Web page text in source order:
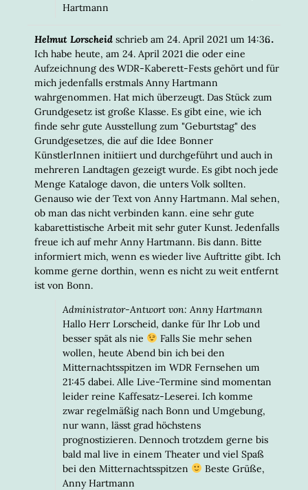
Hartmann
Helmut Lorscheid schrieb am 24. April 2021 um 14:36
Ich habe heute, am 24. April 2021 die oder eine
Aufzeichnung des WDR-Kaberett-Fests gehört und für
mich jedenfalls erstmals Anny Hartmann
wahrgenommen. Hat mich überzeugt. Das Stück zum
Grundgesetz ist große Klasse. Es gibt eine, wie ich
finde sehr gute Ausstellung zum "Geburtstag" des
Grundgesetzes, die auf die Idee Bonner
KünstlerInnen initiiert und durchgeführt und auch in
mehreren Landtagen gezeigt wurde. Es gibt noch jede
Menge Kataloge davon, die unters Volk sollten.
Genauso wie der Text von Anny Hartmann. Mal sehen,
ob man das nicht verbinden kann. eine sehr gute
kabarettistische Arbeit mit sehr guter Kunst. Jedenfalls
freue ich auf mehr Anny Hartmann. Bis dann. Bitte
informiert mich, wenn es wieder live Auftritte gibt. Ich
komme gerne dorthin, wenn es nicht zu weit entfernt
ist von Bonn.
Administrator-Antwort von: Anny Hartmann
Hallo Herr Lorscheid, danke für Ihr Lob und
besser spät als nie
Falls Sie mehr sehen
wollen, heute Abend bin ich bei den
Mitternachtsspitzen im WDR Fernsehen um
21:45 dabei. Alle Live-Termine sind momentan
leider reine Kaffesatz-Leserei. Ich komme
zwar regelmäßig nach Bonn und Umgebung,
nur wann, lässt grad höchstens
prognostizieren. Dennoch trotzdem gerne bis
bald mal live in einem Theater und viel Spaß
bei den Mitternachtsspitzen
Beste Grüße,
Anny Hartmann
...DIESE
EIN-/